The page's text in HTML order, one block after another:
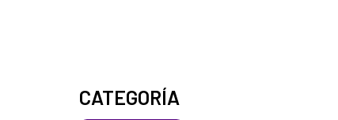
CATEGORÍA